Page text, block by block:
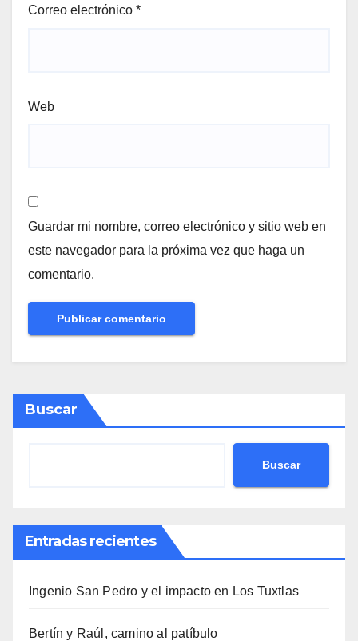
Correo electrónico *
Web
Guardar mi nombre, correo electrónico y sitio web en
este navegador para la próxima vez que haga un
comentario.
Buscar
Buscar
Entradas recientes
Ingenio San Pedro y el impacto en Los Tuxtlas
Bertín y Raúl, camino al patíbulo